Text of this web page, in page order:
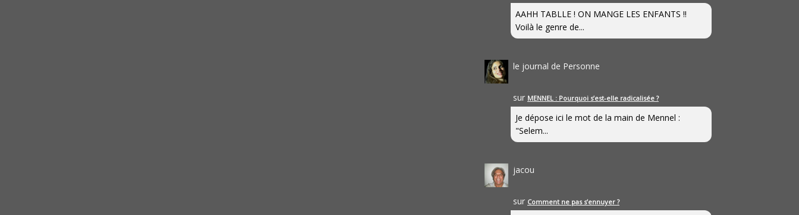
AAHH TABLLE ! ON MANGE LES ENFANTS !!
Voilà le genre de...
le journal de Personne
sur MENNEL : Pourquoi s’est-elle radicalisée ?
Je dépose ici le mot de la main de Mennel :
"Selem...
jacou
sur Comment ne pas s’ennuyer ?